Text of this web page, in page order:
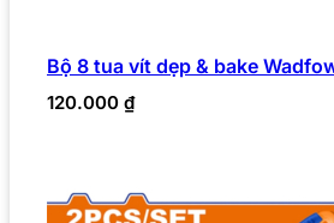
Bộ 8 tua vít dẹp & bake
120.000 ₫